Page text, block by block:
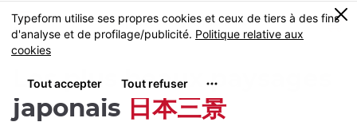
Skip
to
main
MENU
0
Les plus beaux paysages
japonais 日本三景